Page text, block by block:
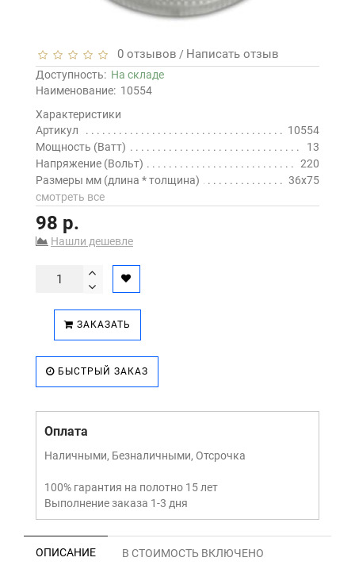
0 отзывов / Написать отзыв
Доступность: На складе
Наименование: 10554
Характеристики
Артикул
10554
Мощность (Ватт)
13
Напряжение (Вольт)
220
Размеры мм (длина * толщина)
36х75
смотреть все
98 р.
Нашли дешевле
ЗАКАЗАТЬ
БЫСТРЫЙ ЗАКАЗ
Оплата
Наличными, Безналичными, Отсрочка
100% гарантия на полотно 15 лет
Выполнение заказа 1-3 дня
ОПИСАНИЕ В СТОИМОСТЬ ВКЛЮЧЕНО